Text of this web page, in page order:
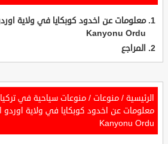
Kanyonu Ordu
المراجع
الرئيسية / منوعات / منوعات سياحية في تركيا
Kanyonu Ordu